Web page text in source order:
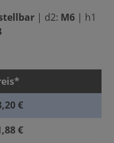
| d2: M6 | h1
€
€